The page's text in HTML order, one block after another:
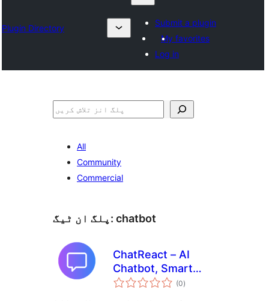
Plugin Directory
Submit a plugin
My favorites
Log in
تلاش
All
Community
Commercial
پلگ ان ٹیگ: chatbot
ChatReact – AI
Chatbot, Smart
Forms & FAQs
(0مجموعی
درجہ
)